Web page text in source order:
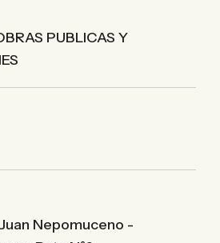
PUBLICAS Y
Nepomuceno -